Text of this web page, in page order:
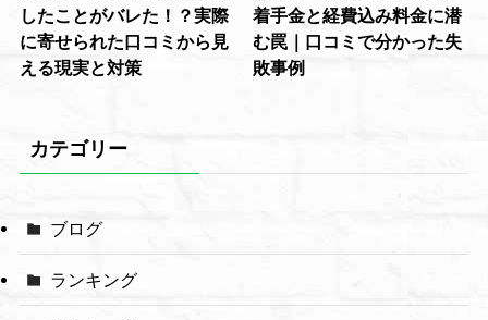
したことがバレた！？実際
に寄せられた口コミから見
える現実と対策
着手金と経費込み料金に潜
む罠｜口コミで分かった失
敗事例
カテゴリー
ブログ
ランキング